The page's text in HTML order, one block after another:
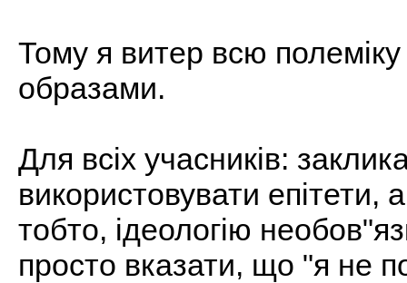
Тому я витер всю
образами.
Для всіх учасників:
використовувати епітети,
тобто, ідеологію
просто вказати, що "я не